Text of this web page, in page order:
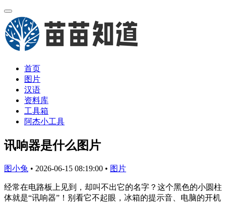
首页
图片
汉语
资料库
工具箱
阿杰小工具
讯响器是什么图片
图小兔 • 2026-06-15 08:19:00 • 图片
经常在电路板上见到，却叫不出它的名字？这个黑色的小圆柱
体就是“讯响器”！别看它不起眼，冰箱的提示音、电脑的开机